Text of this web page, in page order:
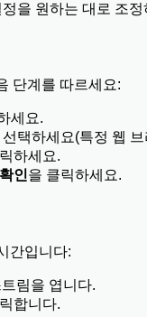
을 원하는 대로 조정
단계를 따르세요:
세요.
선택하세요(특정 웹
하세요.
확인을 클릭하세요.
간입니다:
림을 엽니다.
합니다.